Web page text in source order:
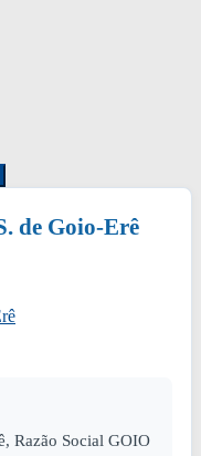
de Goio-Erê
Razão Social GOIO